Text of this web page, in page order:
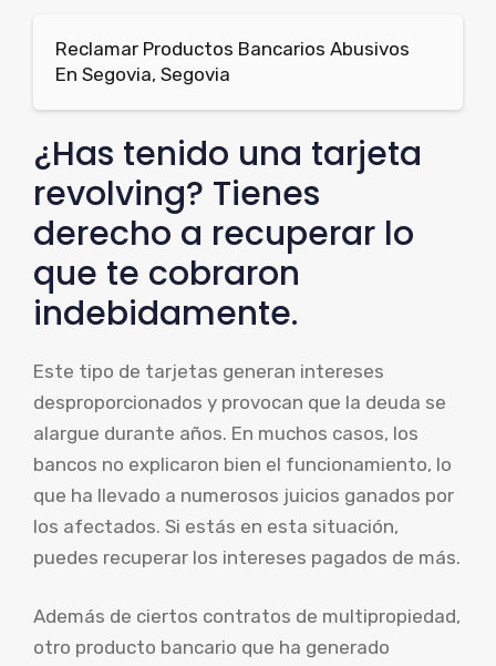
Reclamar Productos Bancarios Abusivos
En Segovia, Segovia
¿Has tenido una tarjeta
revolving? Tienes
derecho a recuperar lo
que te cobraron
indebidamente.
Este tipo de tarjetas generan intereses
desproporcionados y provocan que la deuda se
alargue durante años. En muchos casos, los
bancos no explicaron bien el funcionamiento, lo
que ha llevado a numerosos juicios ganados por
los afectados. Si estás en esta situación,
puedes recuperar los intereses pagados de más.
Además de ciertos contratos de multipropiedad,
otro producto bancario que ha generado